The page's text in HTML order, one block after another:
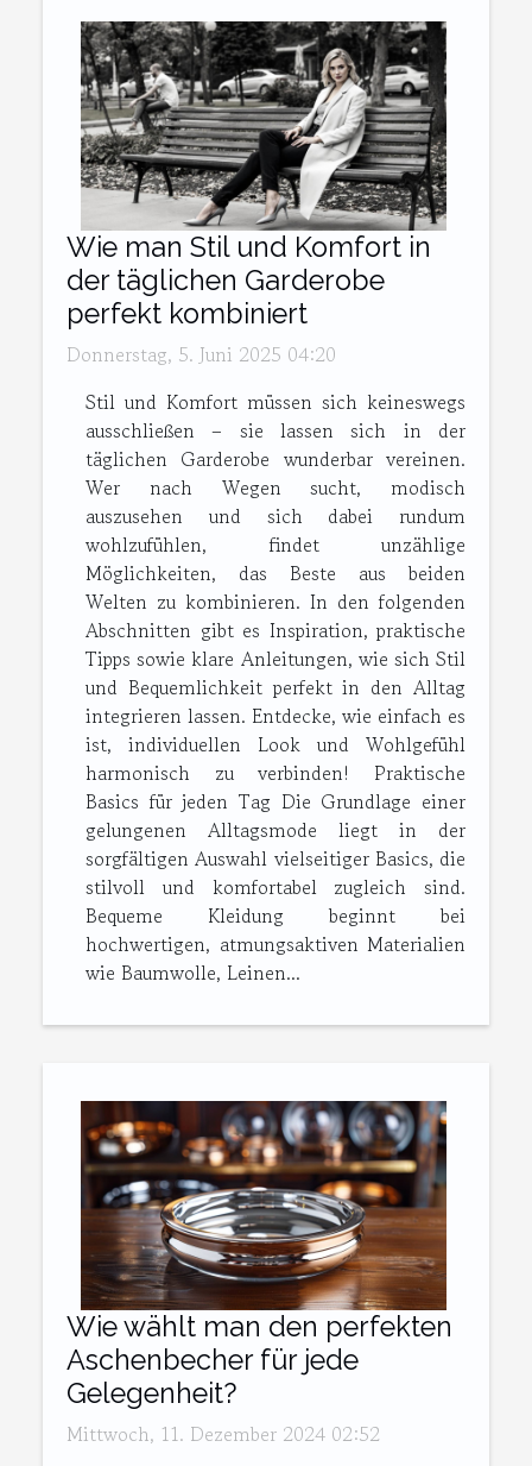
Wie man Stil und Komfort in
der täglichen Garderobe
perfekt kombiniert
Donnerstag, 5. Juni 2025 04:20
Stil und Komfort müssen sich keineswegs
ausschließen – sie lassen sich in der
täglichen Garderobe wunderbar vereinen.
Wer nach Wegen sucht, modisch
auszusehen und sich dabei rundum
wohlzufühlen, findet unzählige
Möglichkeiten, das Beste aus beiden
Welten zu kombinieren. In den folgenden
Abschnitten gibt es Inspiration, praktische
Tipps sowie klare Anleitungen, wie sich Stil
und Bequemlichkeit perfekt in den Alltag
integrieren lassen. Entdecke, wie einfach es
ist, individuellen Look und Wohlgefühl
harmonisch zu verbinden! Praktische
Basics für jeden Tag Die Grundlage einer
gelungenen Alltagsmode liegt in der
sorgfältigen Auswahl vielseitiger Basics, die
stilvoll und komfortabel zugleich sind.
Bequeme Kleidung beginnt bei
hochwertigen, atmungsaktiven Materialien
wie Baumwolle, Leinen...
Wie wählt man den perfekten
Aschenbecher für jede
Gelegenheit?
Mittwoch, 11. Dezember 2024 02:52